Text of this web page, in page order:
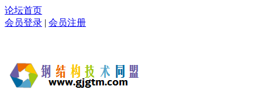
论坛首页
会员登录 | 会员注册